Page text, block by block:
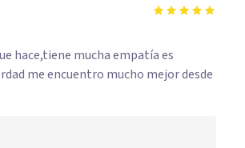
hace,tiene mucha empatía es
me encuentro mucho mejor desde